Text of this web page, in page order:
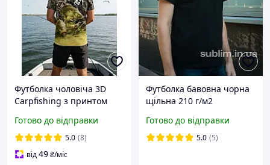
Футболка чоловіча 3D
Carpfishing з принтом
футболка для риболовлі,
полювання XL
Готово до відправки
5.0 (8)
від49₴/міс
Футболка бавовна чорна
щільна 210 г/м2
Готово до відправки
5.0 (5)